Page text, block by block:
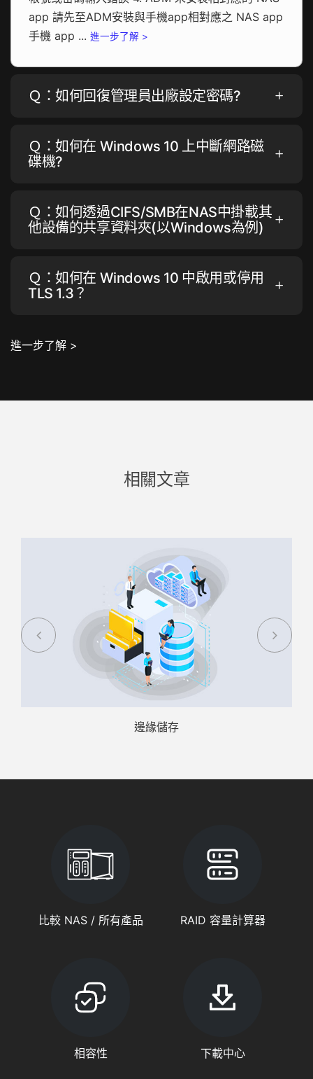
app 請先至ADM安裝與手機app相對應之 NAS app
手機 app ... 進一步了解 >
Ｑ：如何回復管理員出廠設定密碼?
Ｑ：如何在 Windows 10 上中斷網路磁
碟機?
Ｑ：如何透過CIFS/SMB在NAS中掛載其
他設備的共享資料夾(以Windows為例)
Ｑ：如何在 Windows 10 中啟用或停用
TLS 1.3？
進一步了解 >
相關文章
邊緣儲存
比較 NAS / 所有產品 RAID 容量計算器
相容性 下載中心